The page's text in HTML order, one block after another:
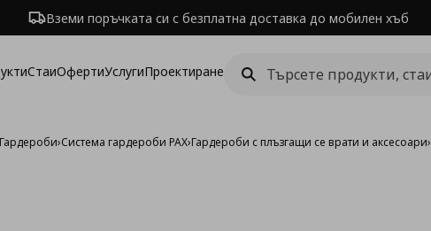
Вземи поръчката си с безплатна доставка до мобилен хъб
СтаиОфертиУслугиПроектиране
Гардероби›Система гардероби PAX›Гардероби с плъзгащи се врати и аксесоари›